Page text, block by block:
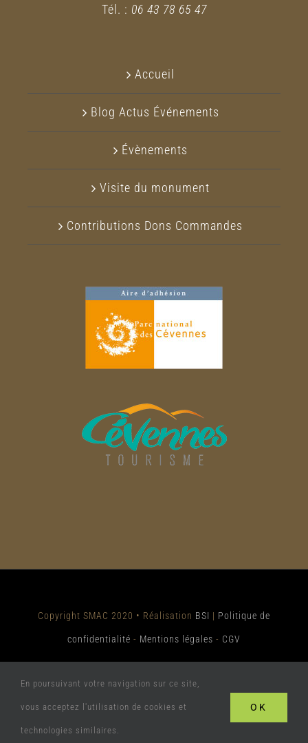
Tél. : 06 43 78 65 47
Accueil
Blog Actus Événements
Évènements
Visite du monument
Contributions Dons Commandes
Copyright SMAC 2020 • Réalisation BSI | Politique de
confidentialité - Mentions légales - CGV
En poursuivant votre navigation sur ce site,
vous acceptez l'utilisation de cookies et
technologies similaires.
OK